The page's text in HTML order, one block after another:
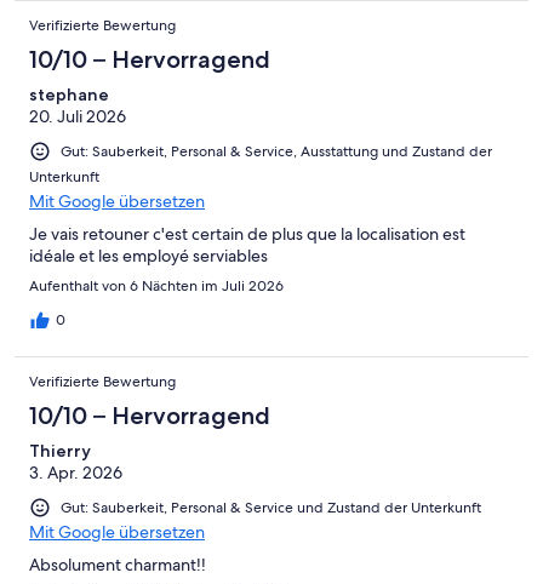
Verifizierte Bewertung
10/10 – Hervorragend
stephane
20. Juli 2026
Gut: Sauberkeit, Personal & Service, Ausstattung und Zustand der
Unterkunft
Mit Google übersetzen
Je vais retouner c'est certain de plus que la localisation est
idéale et les employé serviables
Aufenthalt von 6 Nächten im Juli 2026
0
Verifizierte Bewertung
10/10 – Hervorragend
Thierry
3. Apr. 2026
Gut: Sauberkeit, Personal & Service und Zustand der Unterkunft
Mit Google übersetzen
Absolument charmant!!